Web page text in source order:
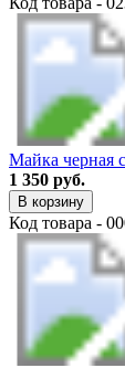
Майка черная
1 350 руб.
В корзину
Код товара -